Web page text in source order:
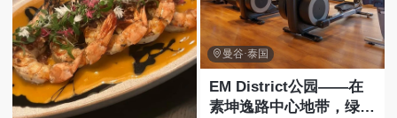
 曼谷·泰国
EM District公园——在
素坤逸路中心地带，绿树